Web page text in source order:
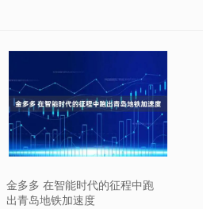
金多多 在智能时代的征程中跑
出青岛地铁加速度